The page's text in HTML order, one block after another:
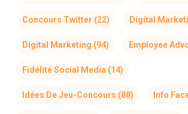
Concours Twitter (22) Digital
Digital Marketing (94) Employee
Fidélité Social Media (14)
Idées De Jeu-Concours (88) Info